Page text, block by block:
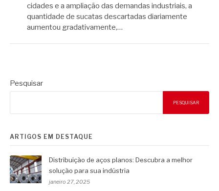
cidades e a ampliação das demandas industriais, a
quantidade de sucatas descartadas diariamente
aumentou gradativamente,…
Pesquisar
PESQUISAR
ARTIGOS EM DESTAQUE
Distribuição de aços planos: Descubra a melhor
solução para sua indústria
janeiro 27, 2025